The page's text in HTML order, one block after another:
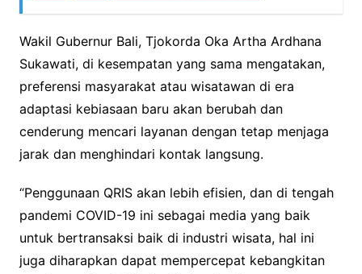
Wakil Gubernur Bali, Tjokorda Oka Artha Ardhana
Sukawati, di kesempatan yang sama mengatakan,
preferensi masyarakat atau wisatawan di era
adaptasi kebiasaan baru akan berubah dan
cenderung mencari layanan dengan tetap menjaga
jarak dan menghindari kontak langsung.
“Penggunaan QRIS akan lebih efisien, dan di tengah
pandemi COVID-19 ini sebagai media yang baik
untuk bertransaksi baik di industri wisata, hal ini
juga diharapkan dapat mempercepat kebangkitan